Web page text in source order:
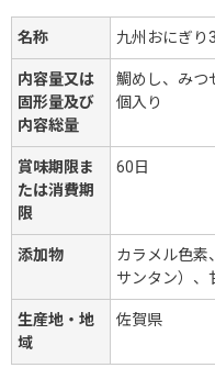
名称 九州おにぎり
内容量又は
固形量及び
内容総量
鯛めし、み
個入り
賞味期限ま
たは消費期
限
60日
添加物
カラメル色素
サンタン）、
生産地・地
域
佐賀県